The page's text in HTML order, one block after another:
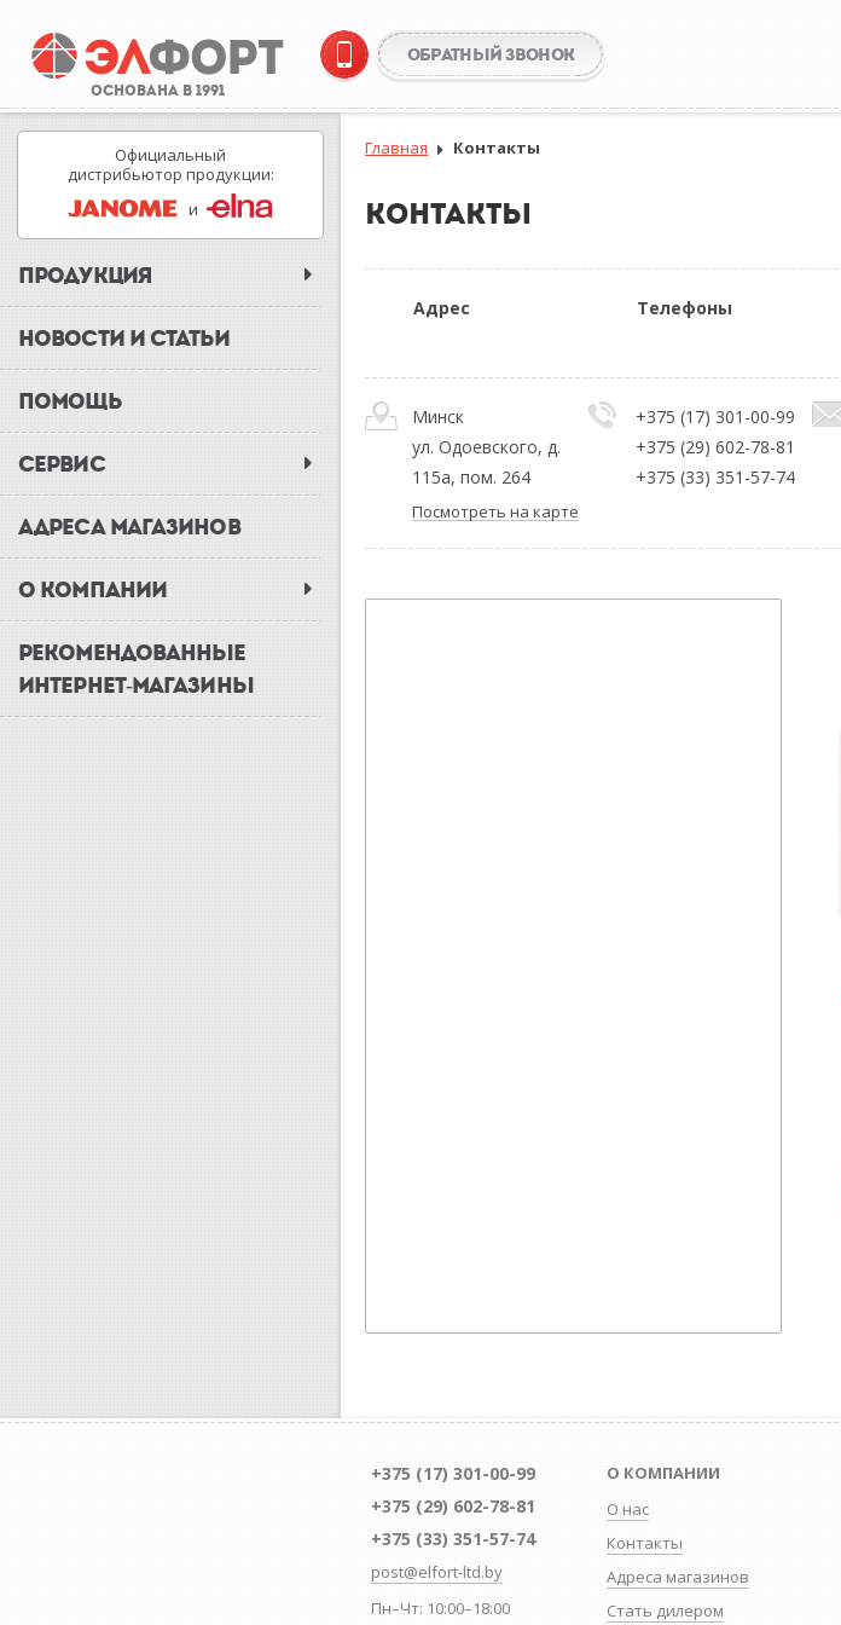
ОСНОВАНА В 1991
ОБРАТНЫЙ ЗВОНОК
Официальный
дистрибьютор продукции:
и
ПРОДУКЦИЯ
НОВОСТИ И СТАТЬИ
ПОМОЩЬ
СЕРВИС
АДРЕСА МАГАЗИНОВ
О КОМПАНИИ
РЕКОМЕНДОВАННЫЕ
ИНТЕРНЕТ-МАГАЗИНЫ
Главная Контакты
КОНТАКТЫ
Адрес Телефоны
Минск
ул. Одоевского, д.
115а, пом. 264
Посмотреть на карте
+375 (17) 301-00-99
+375 (29) 602-78-81
+375 (33) 351-57-74
+375 (17) 301-00-99
+375 (29) 602-78-81
+375 (33) 351-57-74
post@elfort-ltd.by
Пн–Чт: 10:00–18:00
О КОМПАНИИ
О нас
Контакты
Адреса магазинов
Стать дилером